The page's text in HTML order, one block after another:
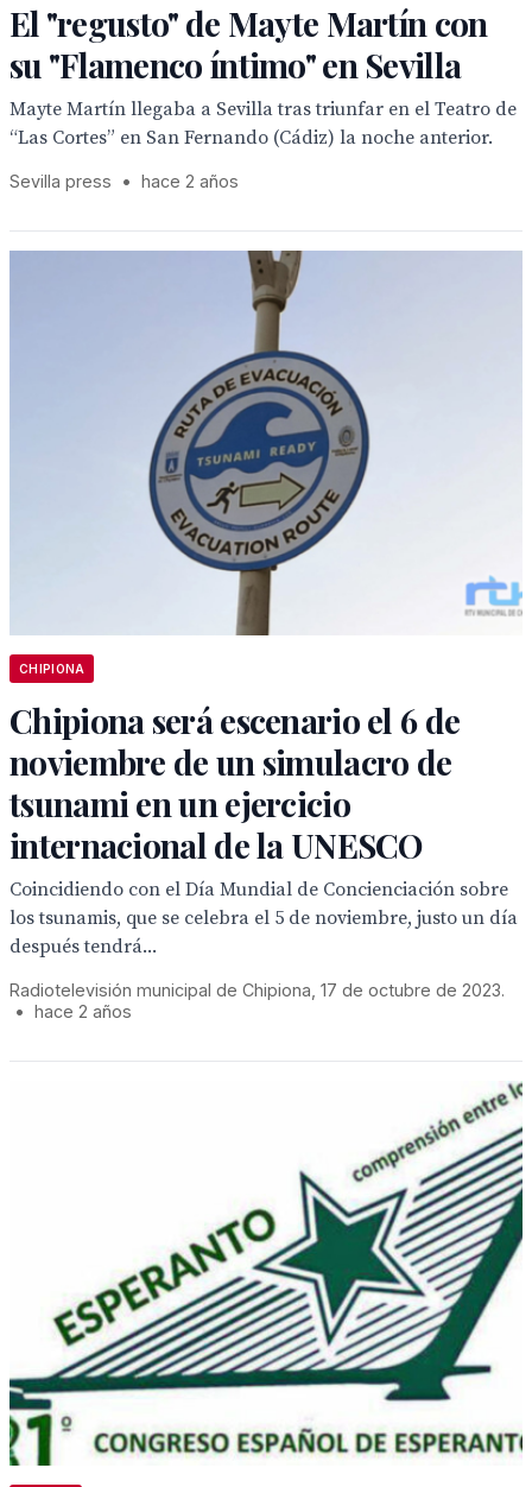
El "regusto" de Mayte Martín con
su "Flamenco íntimo" en Sevilla
Mayte Martín llegaba a Sevilla tras triunfar en el Teatro de
“Las Cortes” en San Fernando (Cádiz) la noche anterior.
Sevilla press • hace 2 años
CHIPIONA
Chipiona será escenario el 6 de
noviembre de un simulacro de
tsunami en un ejercicio
internacional de la UNESCO
Coincidiendo con el Día Mundial de Concienciación sobre
los tsunamis, que se celebra el 5 de noviembre, justo un día
después tendrá...
Radiotelevisión municipal de Chipiona, 17 de octubre de 2023.
• hace 2 años